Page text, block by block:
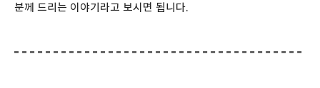
분께 드리는 이야기라고 보시면 됩니다.